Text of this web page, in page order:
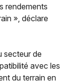
rendements
», déclare
secteur de
avec les
du terrain en